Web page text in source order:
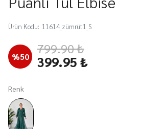
Ürün Kodu: 11614_zümrüt1_S
%50 799.90 ₺
399.95 ₺
Renk